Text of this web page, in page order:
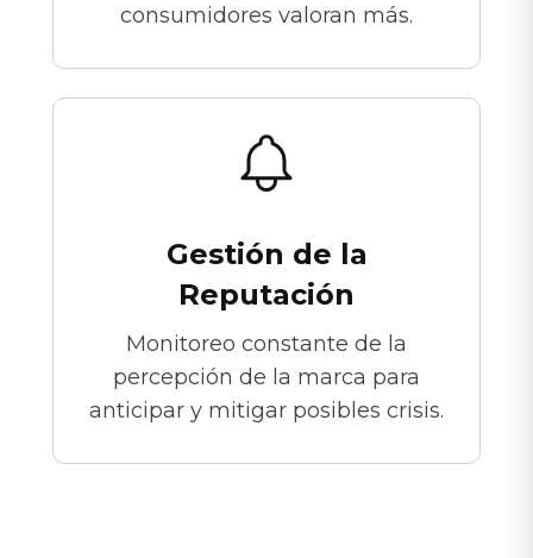
consumidores valoran más.
Gestión de la
Reputación
Monitoreo constante de la
percepción de la marca para
anticipar y mitigar posibles crisis.